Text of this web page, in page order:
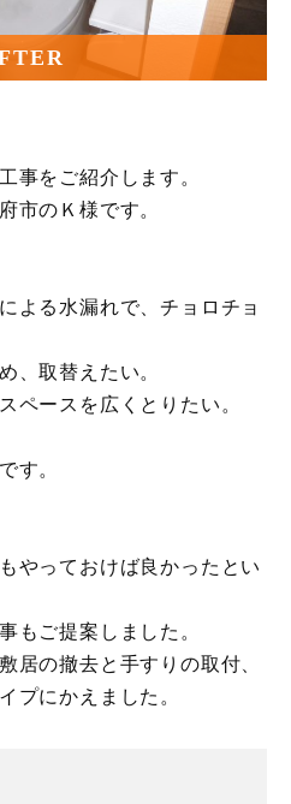
事をご紹介します。
市のＫ様です。
よる水漏れで、チョロチョ
、取替えたい。
ペースを広くとりたい。
す。
やっておけば良かったとい
もご提案しました。
居の撤去と手すりの取付、
プにかえました。